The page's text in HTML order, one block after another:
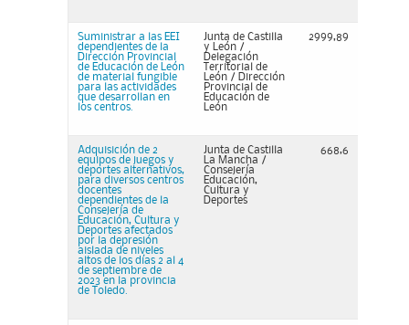
Suministrar a las EEI
dependientes de la
Dirección Provincial
de Educación de León
de material fungible
para las actividades
que desarrollan en
los centros.
Junta de Castilla
y León /
Delegación
Territorial de
León / Dirección
Provincial de
Educación de
León
2999,89
Adquisición de 2
equipos de juegos y
deportes alternativos,
para diversos centros
docentes
dependientes de la
Consejería de
Educación, Cultura y
Deportes afectados
por la depresión
aislada de niveles
altos de los días 2 al 4
de septiembre de
2023 en la provincia
de Toledo.
Junta de Castilla
La Mancha /
Consejería
Educación,
Cultura y
Deportes
668,6